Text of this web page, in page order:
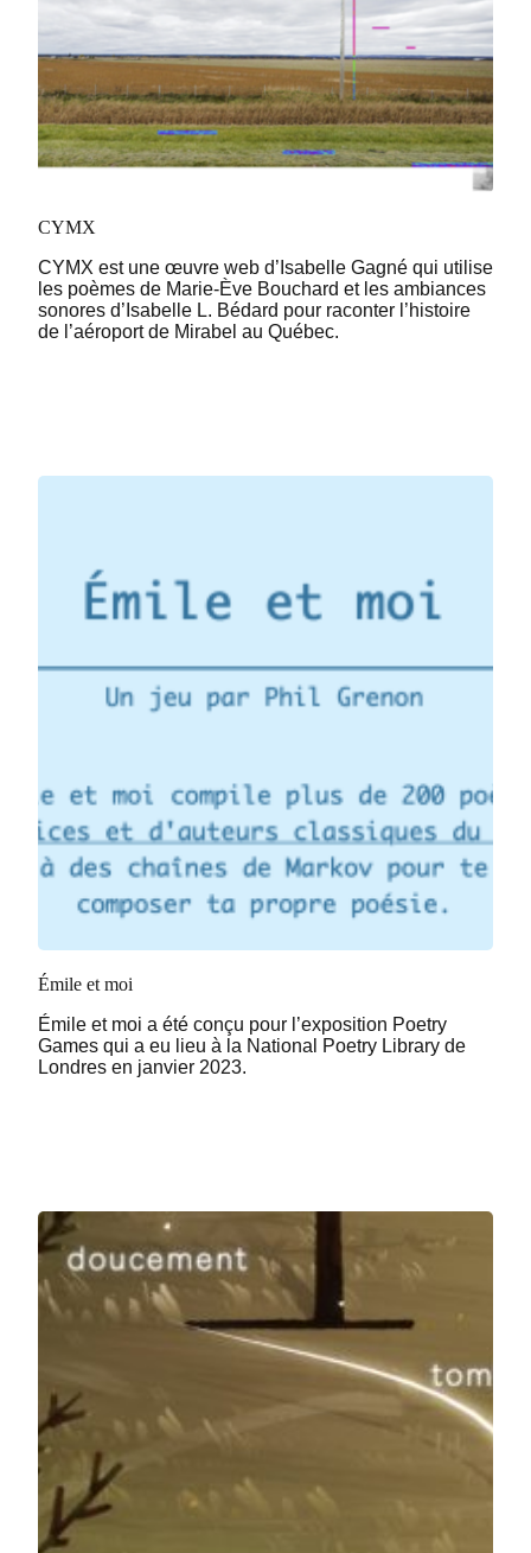
CYMX
CYMX est une œuvre web d’Isabelle Gagné qui utilise
les poèmes de Marie-Ève Bouchard et les ambiances
sonores d’Isabelle L. Bédard pour raconter l’histoire
de l’aéroport de Mirabel au Québec.
Émile et moi
Émile et moi a été conçu pour l’exposition Poetry
Games qui a eu lieu à la National Poetry Library de
Londres en janvier 2023.